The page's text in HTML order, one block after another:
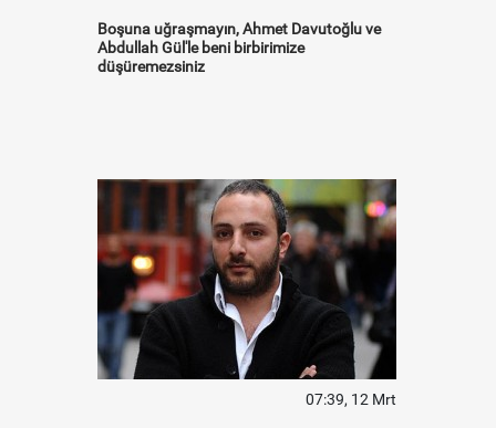
Boşuna uğraşmayın, Ahmet Davutoğlu ve
Abdullah Gül'le beni birbirimize
düşüremezsiniz
07:39, 12 Mrt